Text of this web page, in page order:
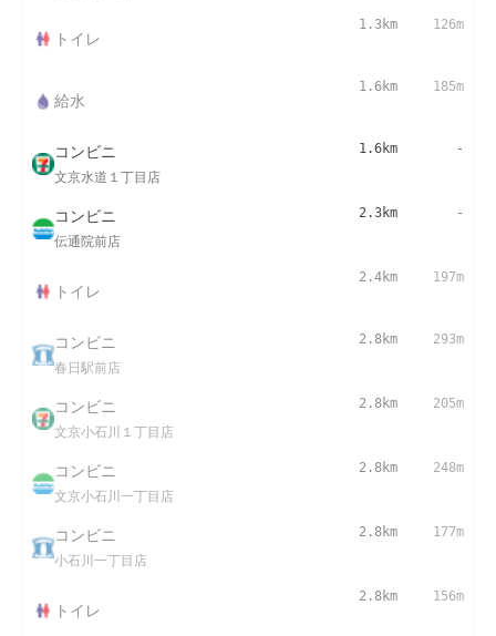
トイレ
1.3km 126m
給水
1.6km 185m
コンビニ
文京水道１丁目店
1.6km -
コンビニ
伝通院前店
2.3km -
トイレ
2.4km 197m
コンビニ
春日駅前店
2.8km 293m
コンビニ
文京小石川１丁目店
2.8km 205m
コンビニ
文京小石川一丁目店
2.8km 248m
コンビニ
小石川一丁目店
2.8km 177m
トイレ
2.8km 156m